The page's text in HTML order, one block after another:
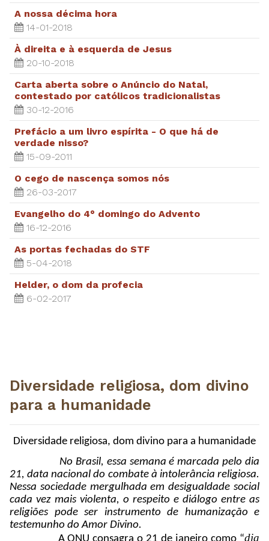
A nossa décima hora
14-01-2018
À direita e à esquerda de Jesus
20-10-2018
Carta aberta sobre o Anúncio do Natal,
contestado por católicos tradicionalistas
30-12-2016
Prefácio a um livro espírita - O que há de
verdade nisso?
15-09-2011
O cego de nascença somos nós
26-03-2017
Evangelho do 4° domingo do Advento
16-12-2016
As portas fechadas do STF
5-04-2018
Helder, o dom da profecia
6-02-2017
Diversidade religiosa, dom divino
para a humanidade
Diversidade religiosa, dom divino para a humanidade
No Brasil, essa semana é marcada pelo dia
21, data nacional do combate à intolerância religiosa.
Nessa sociedade mergulhada em desigualdade social
cada vez mais violenta, o respeito e diálogo entre as
religiões pode ser instrumento de humanização e
testemunho do Amor Divino.
dia